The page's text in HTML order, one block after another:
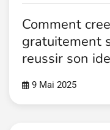
Comment
gratuitement
reussir son
9 Mai 2025